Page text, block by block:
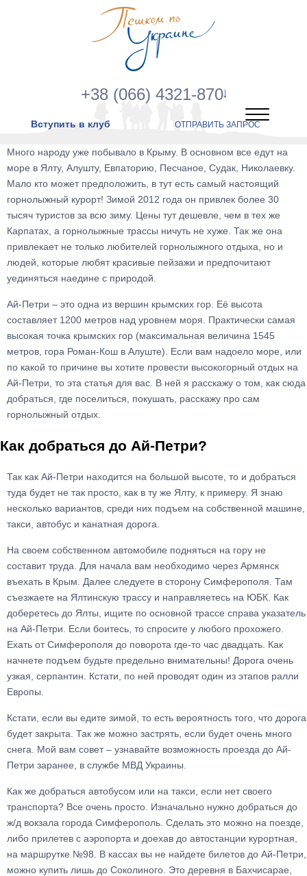
+38 (066) 4321-870
Вступить в клуб ОТПРАВИТЬ ЗАПРОС
Много народу уже побывало в Крыму. В основном все едут на
море в Ялту, Алушту, Евпаторию, Песчаное, Судак, Николаевку.
Мало кто может предположить, в тут есть самый настоящий
горнолыжный курорт! Зимой 2012 года он привлек более 30
тысяч туристов за всю зиму. Цены тут дешевле, чем в тех же
Карпатах, а горнолыжные трассы ничуть не хуже. Так же она
привлекает не только любителей горнолыжного отдыха, но и
людей, которые любят красивые пейзажи и предпочитают
уединяться наедине с природой.
Ай-Петри – это одна из вершин крымских гор. Её высота
составляет 1200 метров над уровнем моря. Практически самая
высокая точка крымских гор (максимальная величина 1545
метров, гора Роман-Кош в Алуште). Если вам надоело море, или
по какой то причине вы хотите провести высокогорный отдых на
Ай-Петри, то эта статья для вас. В ней я расскажу о том, как сюда
добраться, где поселиться, покушать, расскажу про сам
горнолыжный отдых.
Как добраться до Ай-Петри?
Так как Ай-Петри находится на большой высоте, то и добраться
туда будет не так просто, как в ту же Ялту, к примеру. Я знаю
несколько вариантов, среди них подъем на собственной машине,
такси, автобус и канатная дорога.
На своем собственном автомобиле подняться на гору не
составит труда. Для начала вам необходимо через Армянск
въехать в Крым. Далее следуете в сторону Симферополя. Там
съезжаете на Ялтинскую трассу и направляетесь на ЮБК. Как
доберетесь до Ялты, ищите по основной трассе справа указатель
на Ай-Петри. Если боитесь, то спросите у любого прохожего.
Ехать от Симферополя до поворота где-то час двадцать. Как
начнете подъем будьте предельно внимательны! Дорога очень
узкая, серпантин. Кстати, по ней проводят один из этапов ралли
Европы.
Кстати, если вы едите зимой, то есть вероятность того, что дорога
будет закрыта. Так же можно застрять, если будет очень много
снега. Мой вам совет – узнавайте возможность проезда до Ай-
Петри заранее, в службе МВД Украины.
Как же добраться автобусом или на такси, если нет своего
транспорта? Все очень просто. Изначально нужно добраться до
ж/д вокзала города Симферополь. Сделать это можно на поезде,
либо прилетев с аэропорта и доехав до автостанции курортная,
на маршрутке №98. В кассах вы не найдете билетов до Ай-Петри,
можно купить лишь до Соколиного. Это деревня в Бахчисарае,